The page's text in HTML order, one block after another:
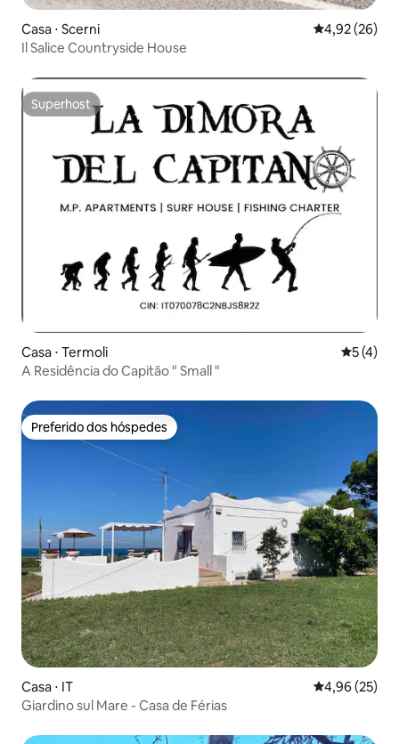
Casa ⋅ Scerni 4,92 de uma
4,92 (26)
Il Salice Countryside House
Superhost
Superhost
Casa ⋅ Termoli 5 de
5 (4)
A Residência do Capitão " Small "
Preferido dos hóspedes
Preferido dos hóspedes
Casa ⋅ IT 4,96 de uma
4,96 (25)
Giardino sul Mare - Casa de Férias